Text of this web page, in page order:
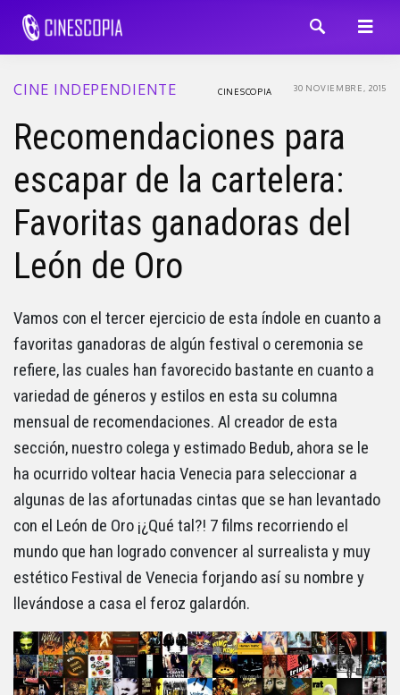
CINE INDEPENDIENTE 30 NOVIEMBRE, 2015
CINESCOPIA
Recomendaciones para
escapar de la cartelera:
Favoritas ganadoras del
León de Oro
Vamos con el tercer ejercicio de esta índole en cuanto a
favoritas ganadoras de algún festival o ceremonia se
refiere, las cuales han favorecido bastante en cuanto a
variedad de géneros y estilos en esta su columna
mensual de recomendaciones. Al creador de esta
sección, nuestro colega y estimado Bedub, ahora se le
ha ocurrido voltear hacia Venecia para seleccionar a
algunas de las afortunadas cintas que se han levantado
con el León de Oro ¡¿Qué tal?! 7 films recorriendo el
mundo que han logrado convencer al surrealista y muy
estético Festival de Venecia forjando así su nombre y
llevándose a casa el feroz galardón.